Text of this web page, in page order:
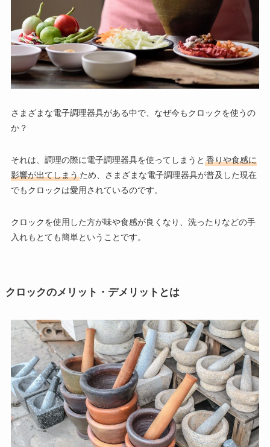
さまざまな電子調理器具がある中で、なぜ今もクロックを使うの
か？
それは、調理の際に電子調理器具を使ってしまうと 香りや食感に
影響が出てしまうため、さまざまな電子調理器具が普及した現在
でもクロックは愛用されているのです。
クロックを使用した方が味や食感が良くなり、洗ったりなどの手
入れもとても簡単ということです。
クロックのメリット・デメリットとは